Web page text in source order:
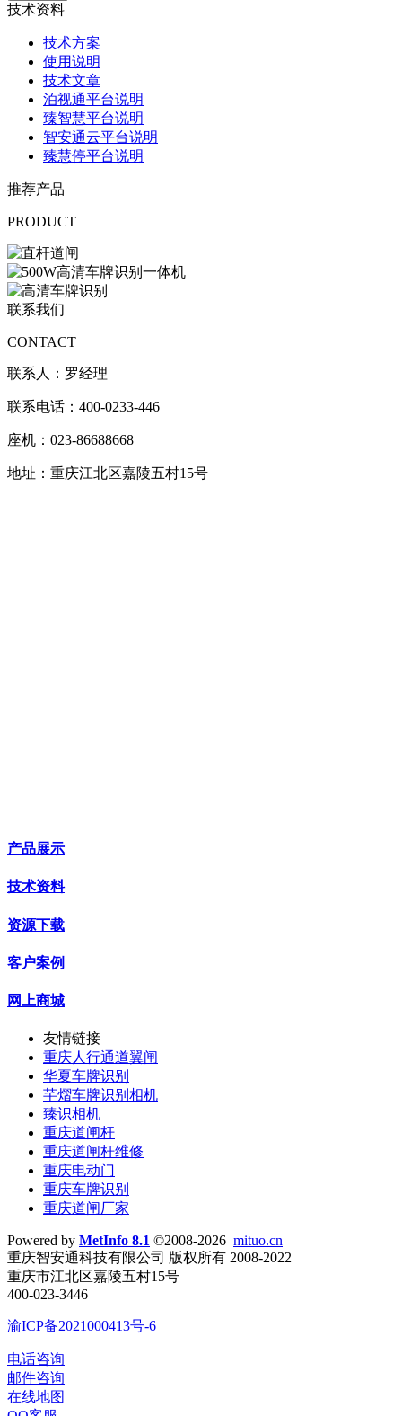
技术资料
技术方案
使用说明
技术文章
泊视通平台说明
臻智慧平台说明
智安通云平台说明
臻慧停平台说明
推荐产品
PRODUCT
联系我们
CONTACT
联系人：罗经理
联系电话：400-0233-446
座机：023-86688668
地址：重庆江北区嘉陵五村15号
产品展示
技术资料
资源下载
客户案例
网上商城
友情链接
重庆人行通道翼闸
华夏车牌识别
芊熠车牌识别相机
臻识相机
重庆道闸杆
重庆道闸杆维修
重庆电动门
重庆车牌识别
重庆道闸厂家
Powered by MetInfo 8.1 ©2008-2026 mituo.cn
重庆智安通科技有限公司 版权所有 2008-2022
重庆市江北区嘉陵五村15号
400-023-3446
渝ICP备2021000413号-6
电话咨询
邮件咨询
在线地图